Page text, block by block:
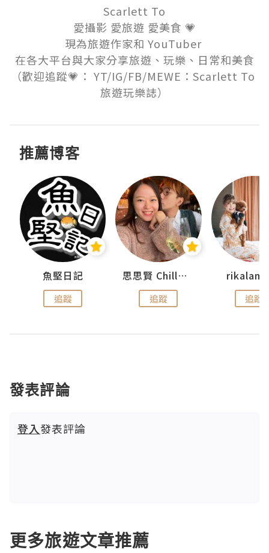
Scarlett To
愛攝影 愛旅遊 愛美食 💗
現為旅遊作家和 YouTuber
在各大平台與大家分享旅遊、玩樂、日常和美食
（歡迎追蹤💗： YT/IG/FB/MEWE：Scarlett To
旅遊玩樂誌）
推薦博客
魚堅日記
追蹤
思思賢 ChillMyBabe
追蹤 追蹤
發表評論
登入發表評論
更多旅遊文章推薦